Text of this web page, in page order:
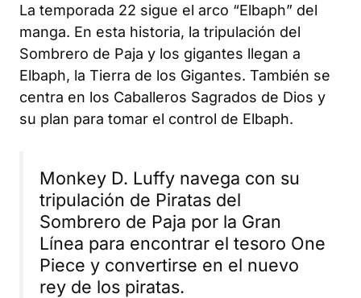
La temporada 22 sigue el arco “Elbaph” del
manga. En esta historia, la tripulación del
Sombrero de Paja y los gigantes llegan a
Elbaph, la Tierra de los Gigantes. También se
centra en los Caballeros Sagrados de Dios y
su plan para tomar el control de Elbaph.
Monkey D. Luffy navega con su
tripulación de Piratas del
Sombrero de Paja por la Gran
Línea para encontrar el tesoro One
Piece y convertirse en el nuevo
rey de los piratas.